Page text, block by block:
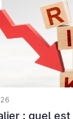
: quel est